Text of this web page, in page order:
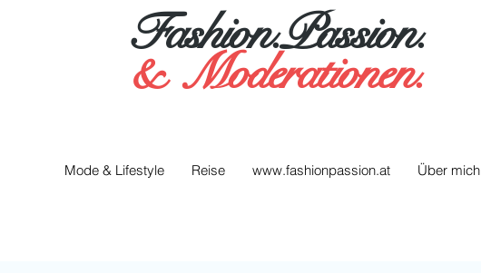
Fashion.Passion.
& Moderationen.
Mode & Lifestyle Reise www.fashionpassion.at Über mich